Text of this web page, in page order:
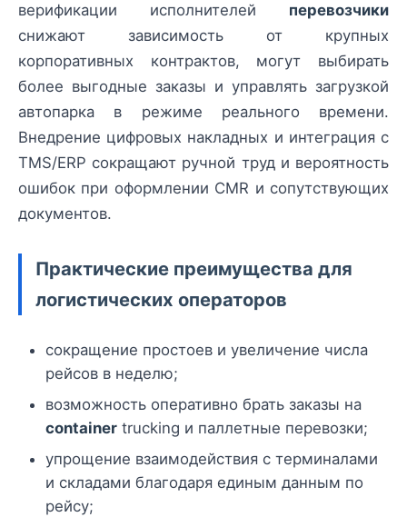
верификации исполнителей перевозчики
снижают зависимость от крупных
корпоративных контрактов, могут выбирать
более выгодные заказы и управлять загрузкой
автопарка в режиме реального времени.
Внедрение цифровых накладных и интеграция с
TMS/ERP сокращают ручной труд и вероятность
ошибок при оформлении СMR и сопутствующих
документов.
Практические преимущества для
логистических операторов
сокращение простоев и увеличение числа
рейсов в неделю;
возможность оперативно брать заказы на
container trucking и паллетные перевозки;
упрощение взаимодействия с терминалами
и складами благодаря единым данным по
рейсу;